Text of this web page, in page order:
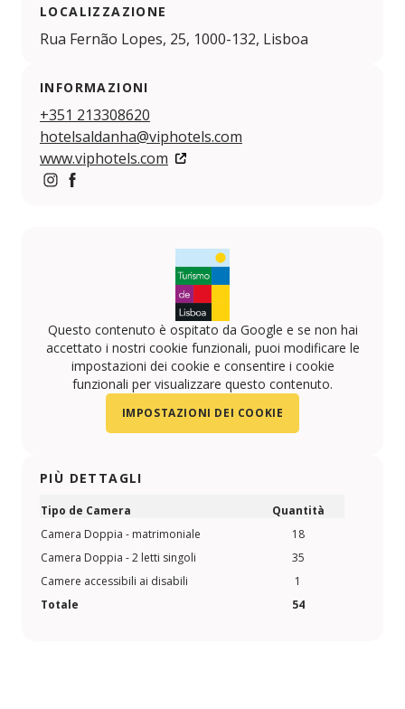
LOCALIZZAZIONE
Rua Fernão Lopes, 25, 1000-132, Lisboa
INFORMAZIONI
+351 213308620
hotelsaldanha@viphotels.com
www.viphotels.com
Questo contenuto è ospitato da Google e se non hai
accettato i nostri cookie funzionali, puoi modificare le
impostazioni dei cookie e consentire i cookie
funzionali per visualizzare questo contenuto.
IMPOSTAZIONI DEI COOKIE
PIÙ DETTAGLI
Tipo de Camera
Quantità
Camera Doppia - matrimoniale
18
Camera Doppia - 2 letti singoli
35
Camere accessibili ai disabili
1
Totale
54